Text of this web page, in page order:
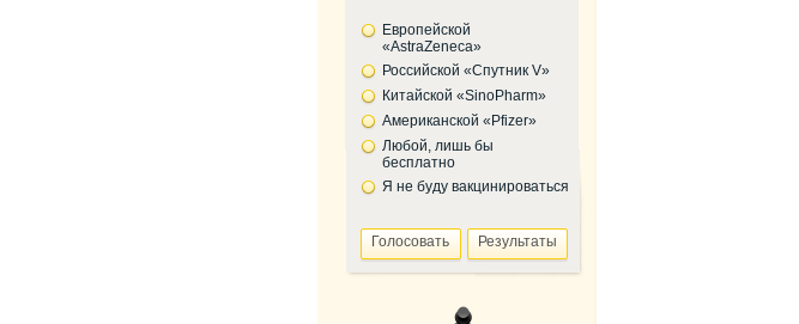
Европейской
«AstraZeneca»
Российской «Спутник V»
Китайской «SinoPharm»
Американской «Pfizer»
Любой, лишь бы
бесплатно
Я не буду вакцинироваться